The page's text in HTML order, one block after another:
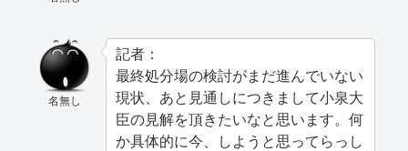
名無し
記者：
最終処分場の検討がまだ進んでいない
現状、あと見通しにつきまして小泉大
臣の見解を頂きたいなと思います。何
か具体的に今、しようと思ってらっし